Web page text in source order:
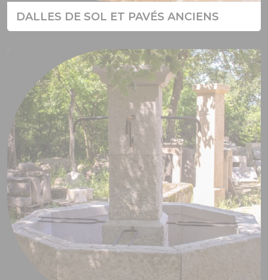
DALLES DE SOL ET PAVÉS ANCIENS